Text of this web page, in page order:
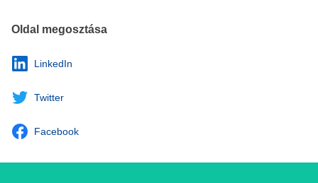
Oldal megosztása
LinkedIn
Twitter
Facebook